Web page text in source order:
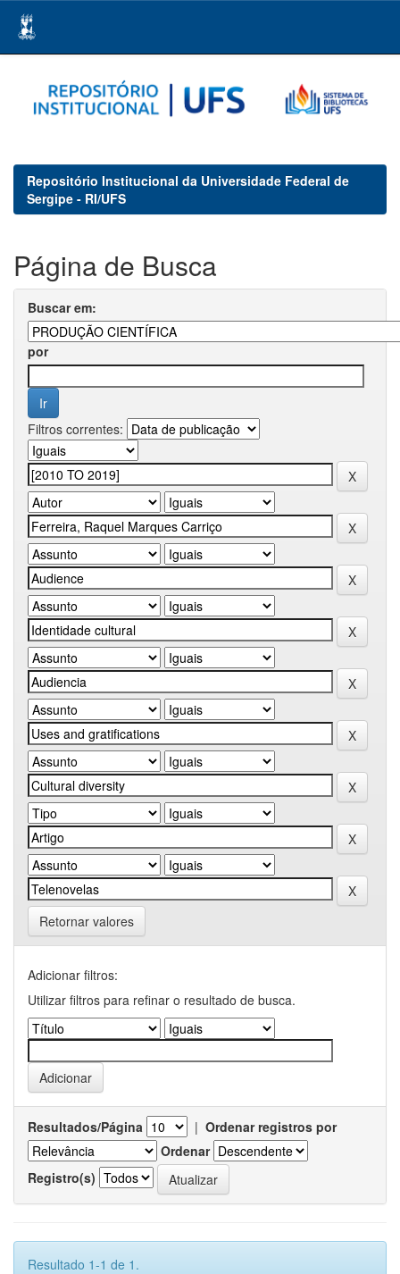
navigation
Repositório Institucional da Universidade Federal de
Sergipe - RI/UFS
Página de Busca
Buscar em:
por
Filtros correntes:
Retornar valores
Adicionar filtros:
Utilizar filtros para refinar o resultado de busca.
Resultados/Página | Ordenar registros por
Ordenar
Registro(s)
Resultado 1-1 de 1.